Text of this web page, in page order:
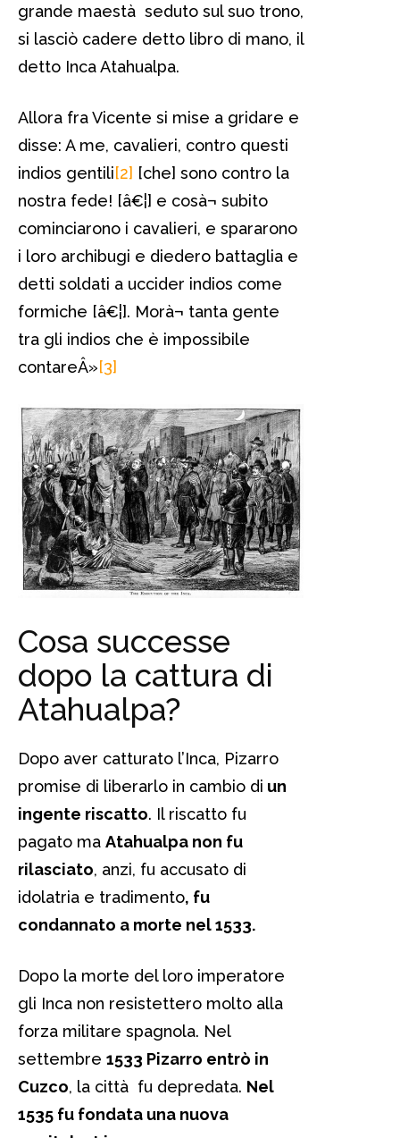
grande maestà seduto sul suo trono,
si lasciò cadere detto libro di mano, il
detto Inca Atahualpa.
Allora fra Vicente si mise a gridare e
disse: A me, cavalieri, contro questi
indios gentili[2] [che] sono contro la
nostra fede! [â€¦] e cosà¬ subito
cominciarono i cavalieri, e spararono
i loro archibugi e diedero battaglia e
detti soldati a uccider indios come
formiche [â€¦]. Morà¬ tanta gente
tra gli indios che è impossibile
contareÂ»[3]
Cosa successe
dopo la cattura di
Atahualpa?
Dopo aver catturato l’Inca, Pizarro
promise di liberarlo in cambio di un
ingente riscatto. Il riscatto fu
pagato ma Atahualpa non fu
rilasciato, anzi, fu accusato di
idolatria e tradimento, fu
condannato a morte nel 1533.
Dopo la morte del loro imperatore
gli Inca non resistettero molto alla
forza militare spagnola. Nel
settembre 1533 Pizarro entrò in
Cuzco, la città fu depredata. Nel
1535 fu fondata una nuova